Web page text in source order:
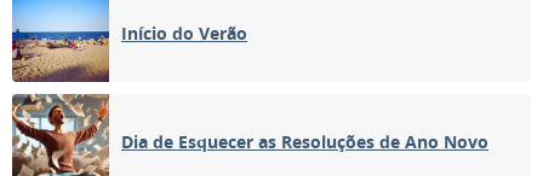
Início do Verão
Dia de Esquecer as Resoluções de Ano Novo